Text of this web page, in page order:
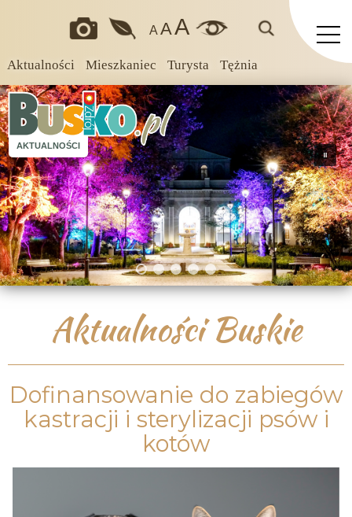
Aktualności Mieszkaniec Turysta Tężnia
A AA
AKTUALNOŚCI
Aktualności Buskie
Dofinansowanie do zabiegów
kastracji i sterylizacji psów i
kotów